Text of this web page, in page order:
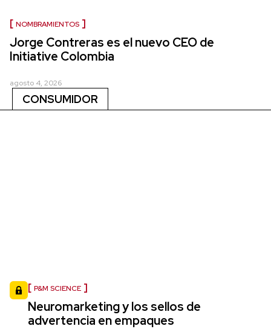
NOMBRAMIENTOS
Jorge Contreras es el nuevo CEO de
Initiative Colombia
agosto 4, 2026
CONSUMIDOR
P&M SCIENCE
Neuromarketing y los sellos de
advertencia en empaques